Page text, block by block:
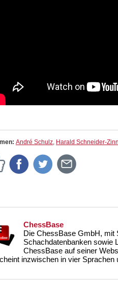
André Schulz, Harald Schneider-
ChessBase
Die ChessBase GmbH, mit
Schachdatenbanken sowie
ChessBase auf seiner
inzwischen in vier